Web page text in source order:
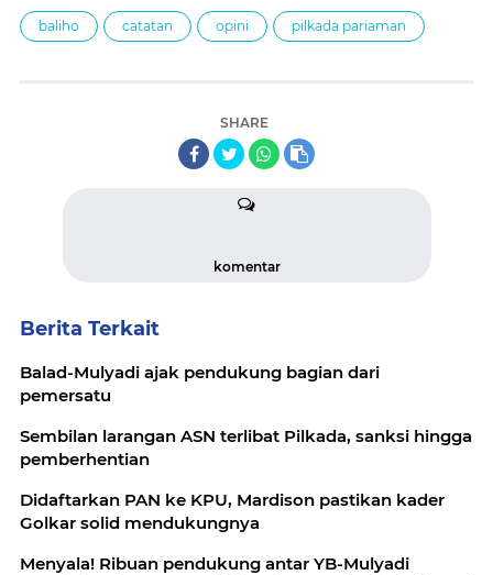
baliho catatan opini pilkada pariaman
SHARE
komentar
Berita Terkait
Balad-Mulyadi ajak pendukung bagian dari
pemersatu
Sembilan larangan ASN terlibat Pilkada, sanksi hingga
pemberhentian
Didaftarkan PAN ke KPU, Mardison pastikan kader
Golkar solid mendukungnya
Menyala! Ribuan pendukung antar YB-Mulyadi